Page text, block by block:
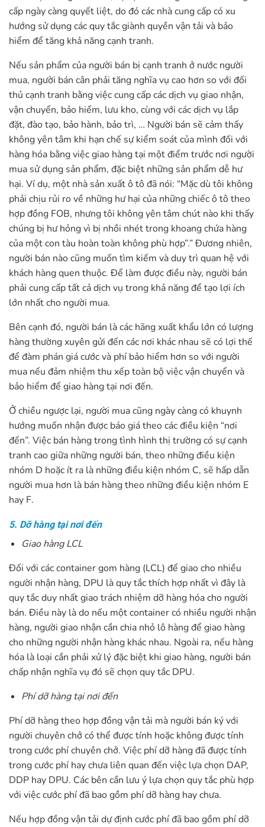
cấp ngày càng quyết liệt, do đó các nhà cung cấp có xu
hướng sử dụng các quy tắc giành quyền vận tải và bảo
hiểm để tăng khả năng cạnh tranh.
Nếu sản phẩm của người bán bị cạnh tranh ở nước người
mua, người bán cân phải tăng nghĩa vụ cao hơn so với đối
thủ cạnh tranh bằng việc cung cấp các dịch vụ giao nhận,
vận chuyển, bảo hiểm, lưu kho, cùng với các dịch vụ lắp
đặt, đào tạo, bảo hành, bảo trì, … Người bán sẽ cảm thấy
không yên tâm khi hạn chế sự kiểm soát của mình đối với
hàng hóa bằng việc giao hàng tại một điểm trước nơi người
mua sử dụng sản phẩm, đặc biệt những sản phẩm dễ hư
hại. Ví dụ, một nhà sản xuất ô tô đã nói: “Mặc dù tôi không
phải chịu rủi ro về những hư hại của những chiếc ô tô theo
hợp đồng FOB, nhưng tôi không yên tâm chút nào khi thấy
chúng bị hư hỏng vì bị nhồi nhét trong khoang chứa hàng
của một con tàu hoàn toàn không phù hợp”.” Đương nhiên,
người bán nào cũng muốn tìm kiếm và duy trì quan hệ với
khách hàng quen thuộc. Để làm được điều này, người bán
phải cung cấp tất cả dịch vụ trong khả năng để tạo lợi ích
lớn nhất cho người mua.
Bên cạnh đó, người bán là các hãng xuất khẩu lớn có lượng
hàng thường xuyên gửi đến các nơi khác nhau sẽ có lợi thế
để đàm phán giá cước và phí bảo hiểm hơn so với người
mua nếu đảm nhiệm thu xếp toàn bộ việc vận chuyển và
bảo hiểm để giao hàng tại nơi đến.
Ở chiều ngược lại, người mua cũng ngày càng có khuynh
hướng muốn nhận được báo giá theo các điều kiện “nơi
đến”. Việc bán hàng trong tình hình thị trường có sự cạnh
tranh cao giữa những người bán, theo những điều kiện
nhóm D hoặc ít ra là những điều kiện nhóm C, sẽ hấp dẫn
người mua hơn là bán hàng theo những điều kiện nhóm E
hay F.
5. Dỡ hàng tại nơi đến
Giao hàng LCL
Đối với các container gom hàng (LCL) để giao cho nhiều
người nhận hàng, DPU là quy tắc thích hợp nhất vì đây là
quy tắc duy nhất giao trách nhiệm dỡ hàng hóa cho người
bán. Điều này là do nếu một container có nhiều người nhận
hàng, người giao nhận cần chia nhỏ lô hàng để giao hàng
cho những người nhận hàng khác nhau. Ngoài ra, nếu hàng
hóa là loại cần phải xử lý đặc biệt khi giao hàng, người bán
chấp nhận nghĩa vụ đó sẽ chọn quy tắc DPU.
Phí dỡ hàng tại nơi đến
Phí dỡ hàng theo hợp đồng vận tải mà người bán ký với
người chuyên chở có thể được tính hoặc không được tính
trong cước phí chuyên chở. Việc phí dỡ hàng đã được tính
trong cước phí hay chưa liên quan đến việc lựa chọn DAP,
DDP hay DPU. Các bên cần lưu ý lựa chọn quy tắc phù hợp
với việc cước phí đã bao gồm phí dỡ hàng hay chưa.
Nếu hợp đồng vận tải dự định cước phí đã bao gồm phí dỡ